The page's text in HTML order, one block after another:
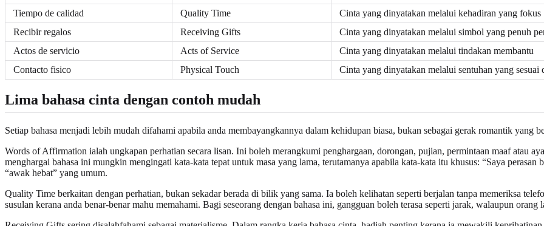
Tiempo de calidad
Quality Time
Cinta yang dinyatakan melalui kehadiran yang fokus
Recibir regalos
Receiving Gifts
Cinta yang dinyatakan melalui simbol yang penuh
Actos de servicio
Acts of Service
Cinta yang dinyatakan melalui tindakan membantu
Contacto fisico
Physical Touch Cinta yang dinyatakan melalui sentuhan yang sesuai
Lima bahasa cinta dengan contoh mudah
Setiap bahasa menjadi lebih mudah difahami apabila anda membayangkannya dalam kehidupan biasa, bukan sebagai gerak romantik yang
Words of Affirmation ialah ungkapan perhatian secara lisan. Ini boleh merangkumi penghargaan, dorongan, pujian, permintaan maaf atau
menghargai bahasa ini mungkin mengingati kata-kata tepat untuk masa yang lama, terutamanya apabila kata-kata itu khusus: “Saya
“awak hebat” yang umum.
Quality Time berkaitan dengan perhatian, bukan sekadar berada di bilik yang sama. Ia boleh kelihatan seperti berjalan tanpa memeriksa
susulan kerana anda benar-benar mahu memahami. Bagi seseorang dengan bahasa ini, gangguan boleh terasa seperti jarak, walaupun orang